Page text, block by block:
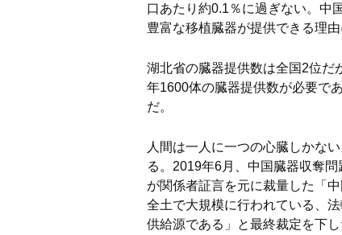
口あたり約0.1％に過ぎない。中
豊富な移植臓器が提供できる理
湖北省の臓器提供数は全国2位だ
年1600体の臓器提供数が必要で
だ。
人間は一人に一つの心臓しかな
る。2019年6月、中国臓器収奪
が関係者証言を元に裁量した「
全土で大規模に行われている、
供給源である」と最終裁定を下し